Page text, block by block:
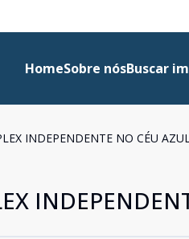
HomeSobre nósBuscar
INDEPENDENTE NO CÉU